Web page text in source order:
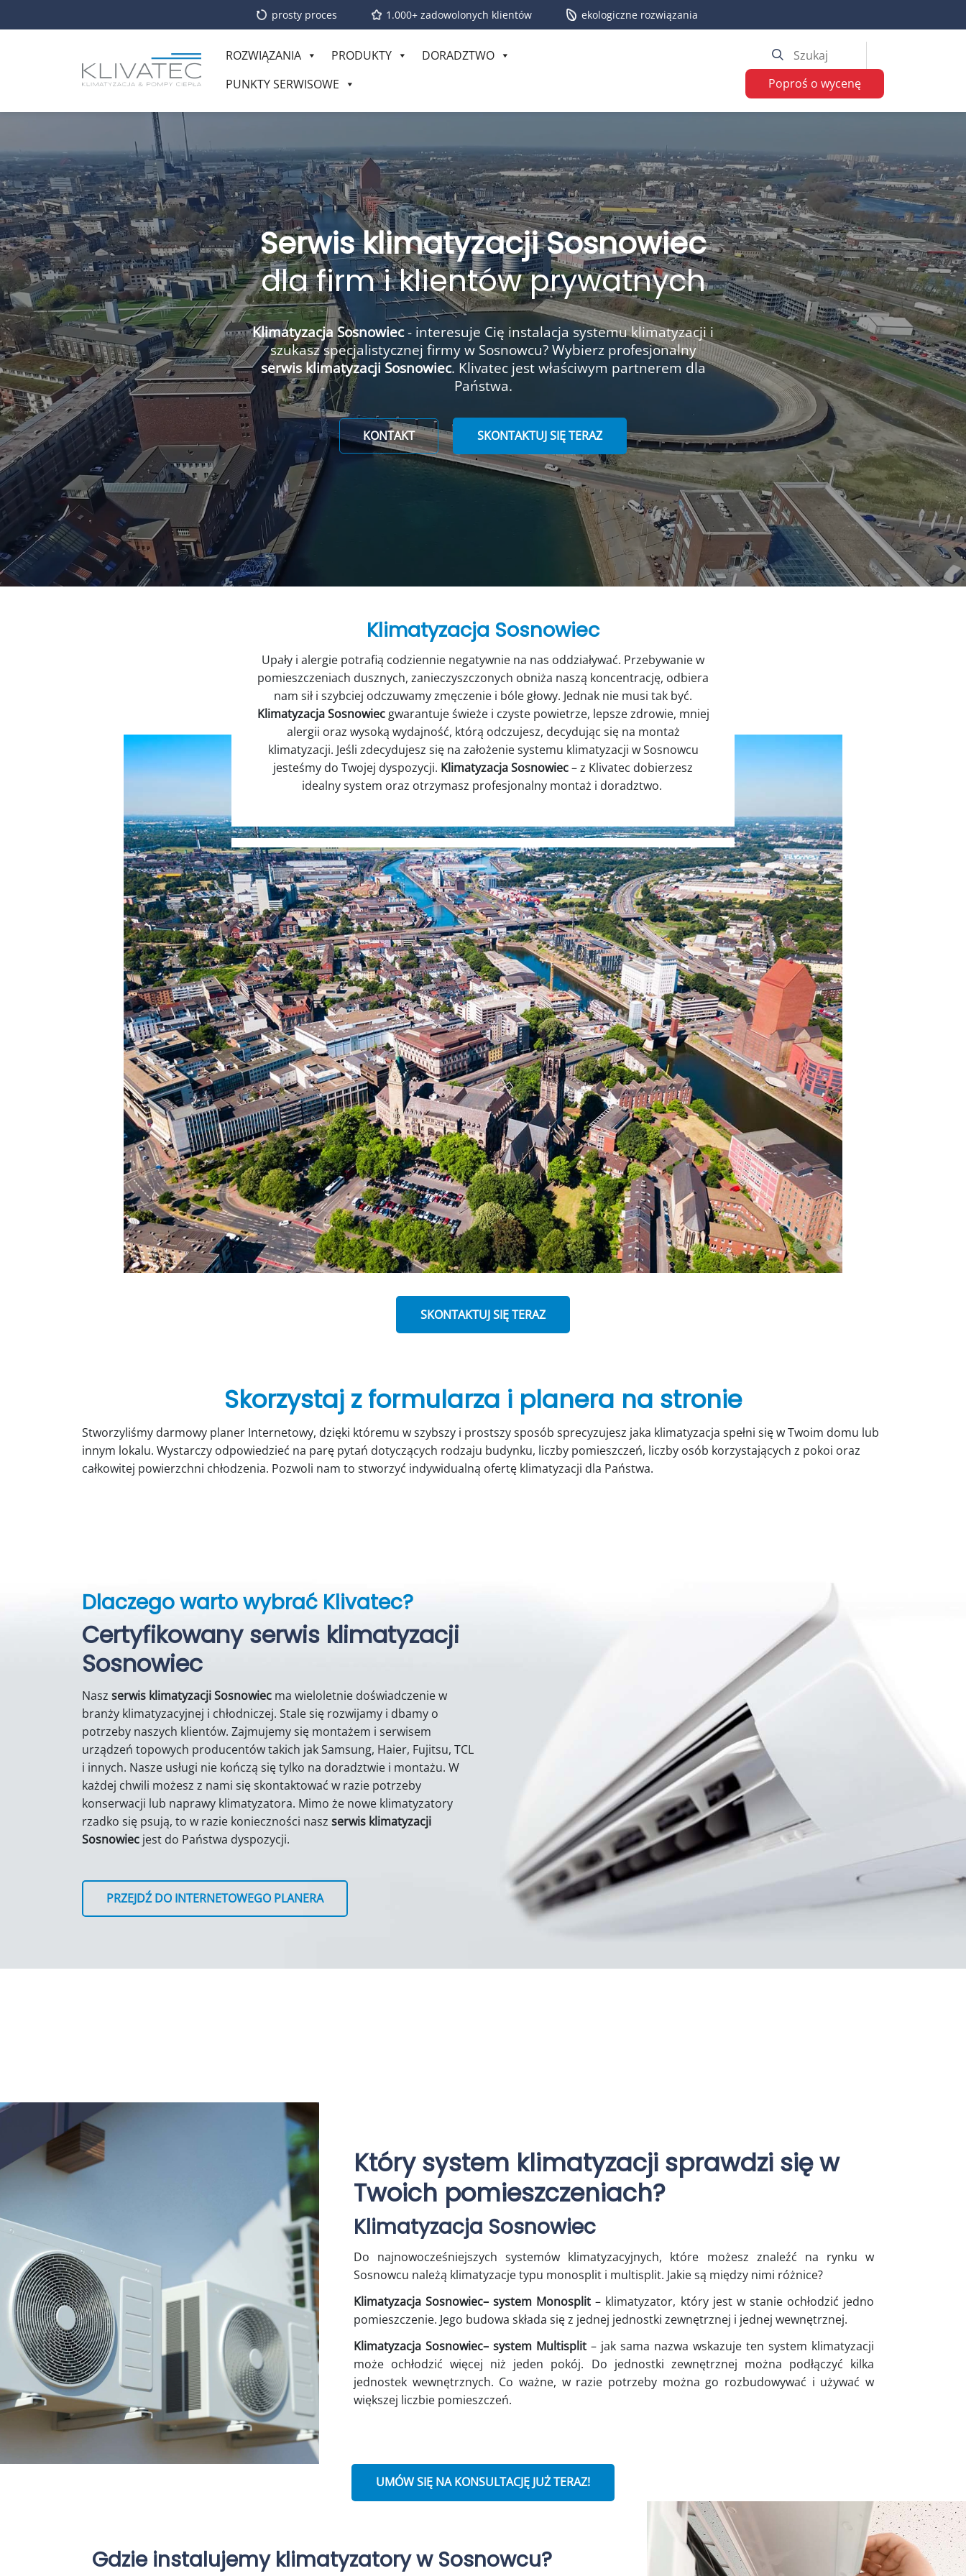
prosty proces 1.000+ zadowolonych klientów ekologiczne rozwiązania
ROZWIĄZANIA PRODUKTY
DORADZTWO
PUNKTY SERWISOWE
Poproś o wycenę
Serwis klimatyzacji Sosnowiec
dla firm i klientów prywatnych
Klimatyzacja Sosnowiec- interesuje Cię instalacja systemu klimatyzacji i
szukasz specjalistycznej firmy w Sosnowcu? Wybierz profesjonalny
serwis klimatyzacji Sosnowiec. Klivatec jest właściwym partnerem dla
Państwa.
KONTAKT SKONTAKTUJ SIĘ TERAZ
Klimatyzacja Sosnowiec
Upały i alergie potrafią codziennie negatywnie na nas oddziaływać. Przebywanie w
pomieszczeniach dusznych, zanieczyszczonych obniża naszą koncentrację, odbiera
nam sił i szybciej odczuwamy zmęczenie i bóle głowy. Jednak nie musi tak być.
KlimatyzacjaSosnowiec gwarantuje świeże i czyste powietrze, lepsze zdrowie, mniej
alergii oraz wysoką wydajność, którą odczujesz, decydując się na montaż
klimatyzacji. Jeśli zdecydujesz się na założenie systemu klimatyzacji w Sosnowcu
jesteśmy do Twojej dyspozycji. KlimatyzacjaSosnowiec– z Klivatec dobierzesz
idealny system oraz otrzymasz profesjonalny montaż i doradztwo.
SKONTAKTUJ SIĘ TERAZ
Skorzystaj z formularza i planera na stronie
Stworzyliśmy darmowy planer Internetowy, dzięki któremu w szybszy i prostszy sposób sprecyzujesz jaka klimatyzacja spełni się w Twoim domu lub
innym lokalu. Wystarczy odpowiedzieć na parę pytań dotyczących rodzaju budynku, liczby pomieszczeń, liczby osób korzystających z pokoi oraz
całkowitej powierzchni chłodzenia. Pozwoli nam to stworzyć indywidualną ofertę klimatyzacji dla Państwa.
Dlaczego warto wybrać Klivatec?
Certyfikowany serwis klimatyzacji
Sosnowiec
Nasz serwis klimatyzacji Sosnowiec ma wieloletnie doświadczenie w
branży klimatyzacyjnej i chłodniczej. Stale się rozwijamy i dbamy o
potrzeby naszych klientów. Zajmujemy się montażem i serwisem
urządzeń topowych producentów takich jak Samsung, Haier, Fujitsu, TCL
i innych. Nasze usługi nie kończą się tylko na doradztwie i montażu. W
każdej chwili możesz z nami się skontaktować w razie potrzeby
konserwacji lub naprawy klimatyzatora. Mimo że nowe klimatyzatory
rzadko się psują, to w razie konieczności nasz serwis klimatyzacji
Sosnowiec jest do Państwa dyspozycji.
PRZEJDŹ DO INTERNETOWEGO PLANERA
Który system klimatyzacji sprawdzi się w
Twoich pomieszczeniach?
Klimatyzacja Sosnowiec
Do najnowocześniejszych systemów klimatyzacyjnych, które możesz znaleźć na rynku w
Sosnowcu należą klimatyzacje typu monosplit i multisplit. Jakie są między nimi różnice?
KlimatyzacjaSosnowiec– system Monosplit – klimatyzator, który jest w stanie ochłodzić jedno
pomieszczenie. Jego budowa składa się z jednej jednostki zewnętrznej i jednej wewnętrznej.
Klimatyzacja Sosnowiec– system Multisplit – jak sama nazwa wskazuje ten system klimatyzacji
może ochłodzić więcej niż jeden pokój. Do jednostki zewnętrznej można podłączyć kilka
jednostek wewnętrznych. Co ważne, w razie potrzeby można go rozbudowywać i używać w
większej liczbie pomieszczeń.
UMÓW SIĘ NA KONSULTACJĘ JUŻ TERAZ!
Gdzie instalujemy klimatyzatory w Sosnowcu?